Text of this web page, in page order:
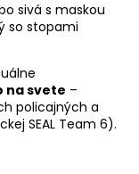
sivá s maskou
so stopami
na svete –
policajných a
SEAL Team 6).